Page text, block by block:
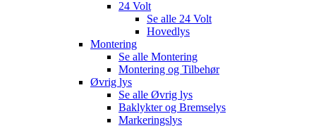
24 Volt
Se alle 24 Volt
Hovedlys
Montering
Se alle Montering
Montering og Tilbehør
Øvrig lys
Se alle Øvrig lys
Baklykter og Bremselys
Markeringslys